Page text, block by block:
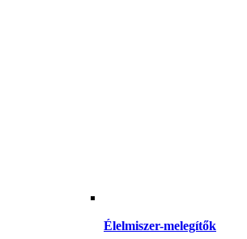
Élelmiszer-melegítők